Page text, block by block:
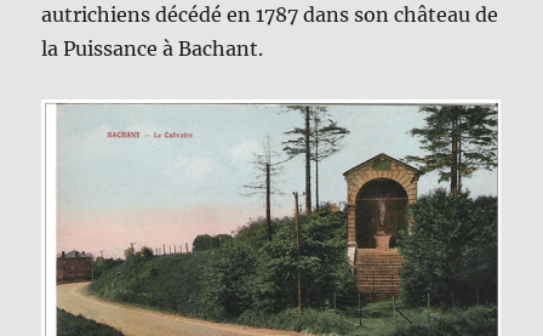
autrichiens décédé en 1787 dans son château de
la Puissance à Bachant.